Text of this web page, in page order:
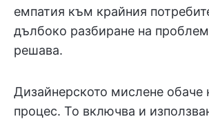
емпатия към крайния
дълбоко разбиране на
решава.
Дизайнерското мислене обаче
процес. То включва и